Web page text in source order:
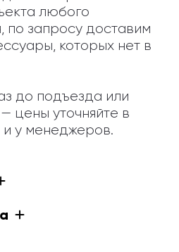
любого
по запросу доставим
которых нет в
до подъезда или
цены уточняйте в
у менеджеров.